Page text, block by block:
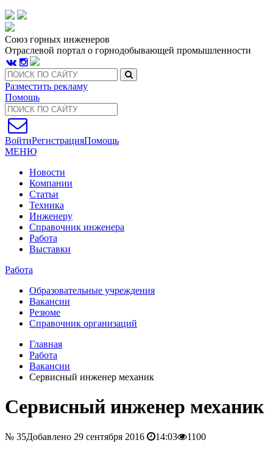
Союз горных инженеров
Отраслевой портал о горнодобывающей промышленности
Разместить рекламу
Помощь
ВойтиРегистрацияПомощь
МЕНЮ
Новости
Компании
Статьи
Техника
Инженеру
Справочник инженера
Работа
Выставки
Работа
Образовательные учреждения
Вакансии
Резюме
Справочник организаций
Главная
Работа
Вакансии
Сервисный инженер механик
Сервисный инженер механик
№ 35Добавлено 29 сентября 2016 14:03
1100